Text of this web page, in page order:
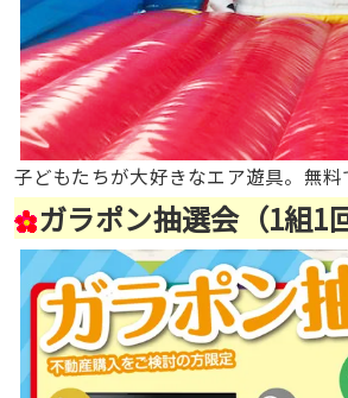
子どもたちが大好きなエア遊具。無料
ガラポン抽選会（1組1